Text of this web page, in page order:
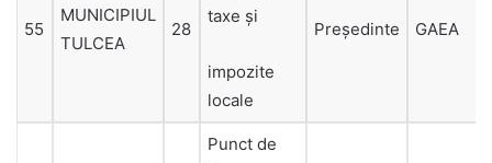
55
MUNICIPIUL
TULCEA
28
taxe şi
impozite
locale
Președinte GAEA
Punct de